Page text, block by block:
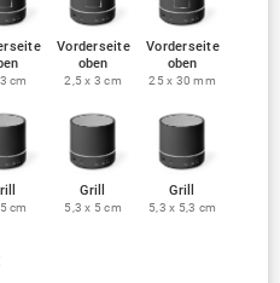
cm
Vorderseite
oben
2,5 x 3 cm
Vorderseite
oben
25 x 30 mm
cm
Grill
5,3 x 5 cm
Grill
5,3 x 5,3 cm